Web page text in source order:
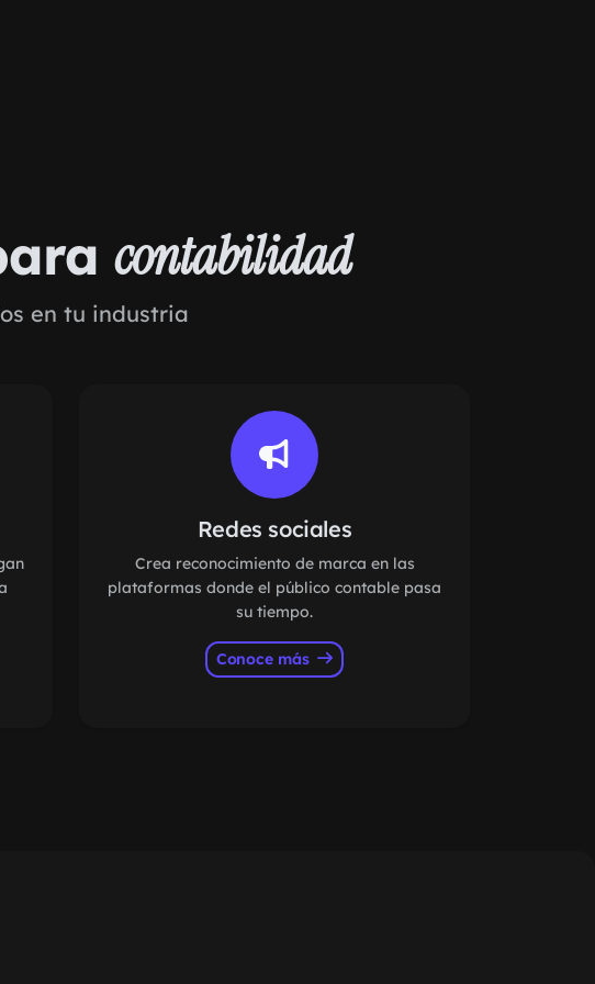
contabilidad
en tu industria
Redes sociales
Crea reconocimiento de marca en las
plataformas donde el público contable pasa
su tiempo.
Conoce más